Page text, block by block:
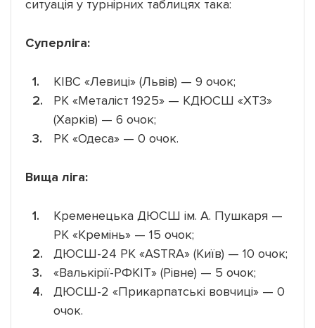
ситуація у турнірних таблицях така:
Суперліга:
КІВС «Левиці» (Львів) — 9 очок;
РК «Металіст 1925» — КДЮСШ «ХТЗ»
(Харків) — 6 очок;
РК «Одеса» — 0 очок.
Вища ліга:
Кременецька ДЮСШ ім. А. Пушкаря —
РК «Кремінь» — 15 очок;
ДЮСШ-24 РК «ASTRA» (Київ) — 10 очок;
«Валькірії-РФКІТ» (Рівне) — 5 очок;
ДЮСШ-2 «Прикарпатські вовчиці» — 0
очок.